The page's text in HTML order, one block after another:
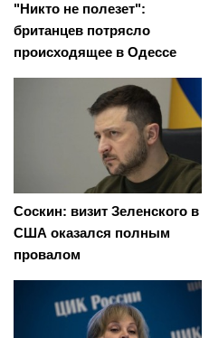
"Никто не полезет":
британцев потрясло
происходящее в Одессе
Соскин: визит Зеленского в
США оказался полным
провалом